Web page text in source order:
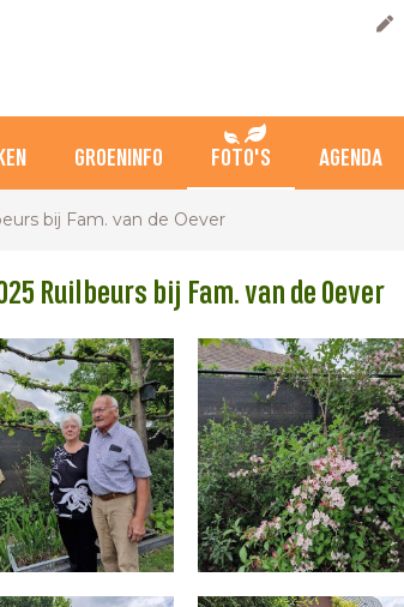
GROENINFO FOTO'S AGENDA
bij Fam. van de Oever
Ruilbeurs bij Fam. van de Oever